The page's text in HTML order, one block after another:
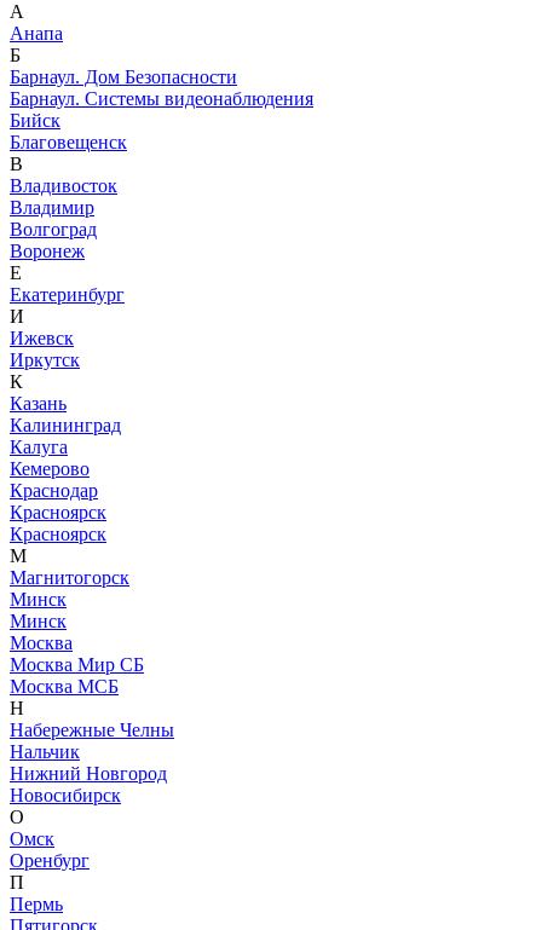
А
Анапа
Б
Барнаул. Дом Безопасности
Барнаул. Системы видеонаблюдения
Бийск
Благовещенск
В
Владивосток
Владимир
Волгоград
Воронеж
Е
Екатеринбург
И
Ижевск
Иркутск
К
Казань
Калининград
Калуга
Кемерово
Краснодар
Красноярск
Красноярск
М
Магнитогорск
Минск
Минск
Москва
Москва Мир СБ
Москва МСБ
Н
Набережные Челны
Нальчик
Нижний Новгород
Новосибирск
О
Омск
Оренбург
П
Пермь